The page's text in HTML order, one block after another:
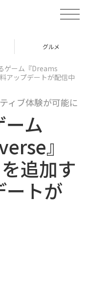
t
o
i
t
i
スタートアップ
ゲーム『Dreams
アップデートが配信中
ィブ体験が可能に
ム
』
追加す
ートが